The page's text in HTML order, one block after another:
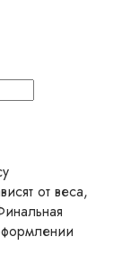
от веса,